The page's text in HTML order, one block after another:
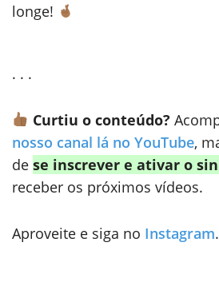
longe!
. . .
Curtiu o conteúdo?
nosso canal lá no YouTube,
de se inscrever e ativar o
receber os próximos vídeos.
Aproveite e siga no Instagram.